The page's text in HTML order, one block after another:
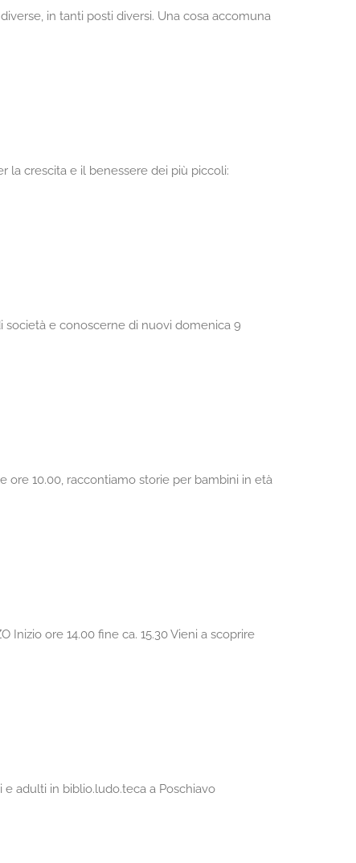
in tanti posti diversi. Una cosa accomuna
la crescita e il benessere dei più piccoli:
società e conoscerne di nuovi domenica 9
ore 10.00, raccontiamo storie per bambini in età
Inizio ore 14.00 fine ca. 15.30 Vieni a scoprire
e adulti in biblio.ludo.teca a Poschiavo